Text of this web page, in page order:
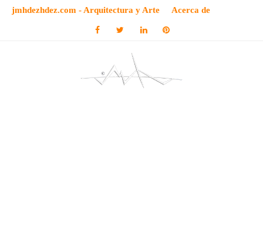
jmhdezhdez.com - Arquitectura y Arte Acerca de